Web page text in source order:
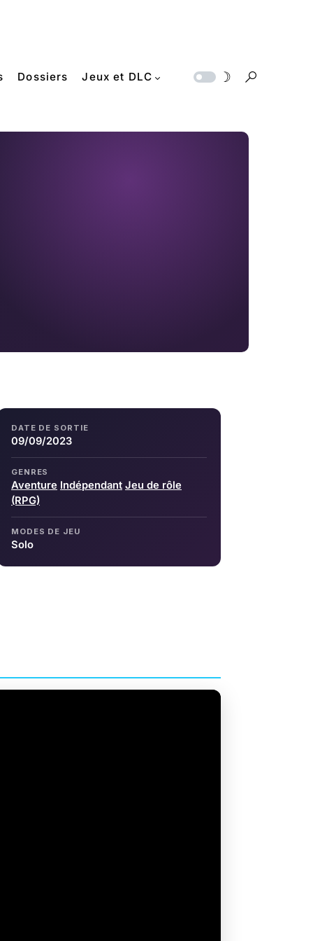
Dossiers Jeux et DLC
DATE DE SORTIE
09/09/2023
GENRES
Aventure Indépendant Jeu de rôle
(RPG)
MODES DE JEU
Solo